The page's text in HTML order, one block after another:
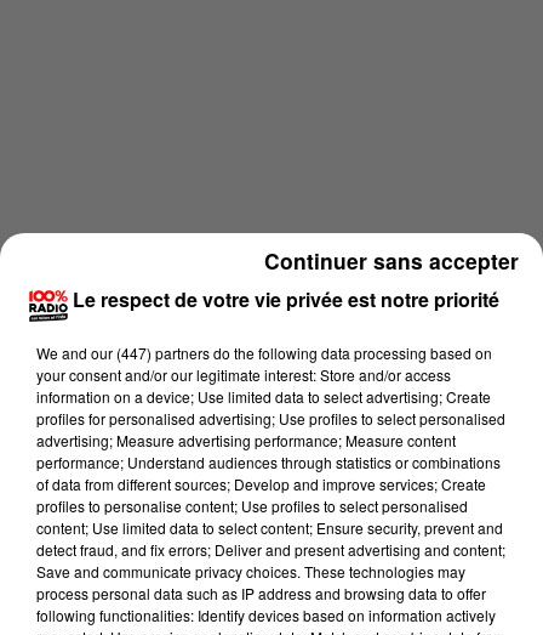
Lecture (1 min 14 sec)
Le respect de votre vie privée est notre priorité
We and our (447) partnersdo the following data processing based on
your consent and/or our legitimate interest: Store and/or access
information on a device; Use limited data to select advertising; Create
profiles for personalised advertising; Use profiles to select personalised
advertising; Measure advertising performance; Measure content
performance; Understand audiences through statistics or combinations
of data from different sources; Develop and improve services; Create
profiles to personalise content; Use profiles to select personalised
content; Use limited data to select content; Ensure security, prevent and
detect fraud, and fix errors; Deliver and present advertising and content;
Save and communicate privacy choices. These technologies may
process personal data such as IP address and browsing data to offer
following functionalities: Identify devices based on information actively
Continuer sans accepter